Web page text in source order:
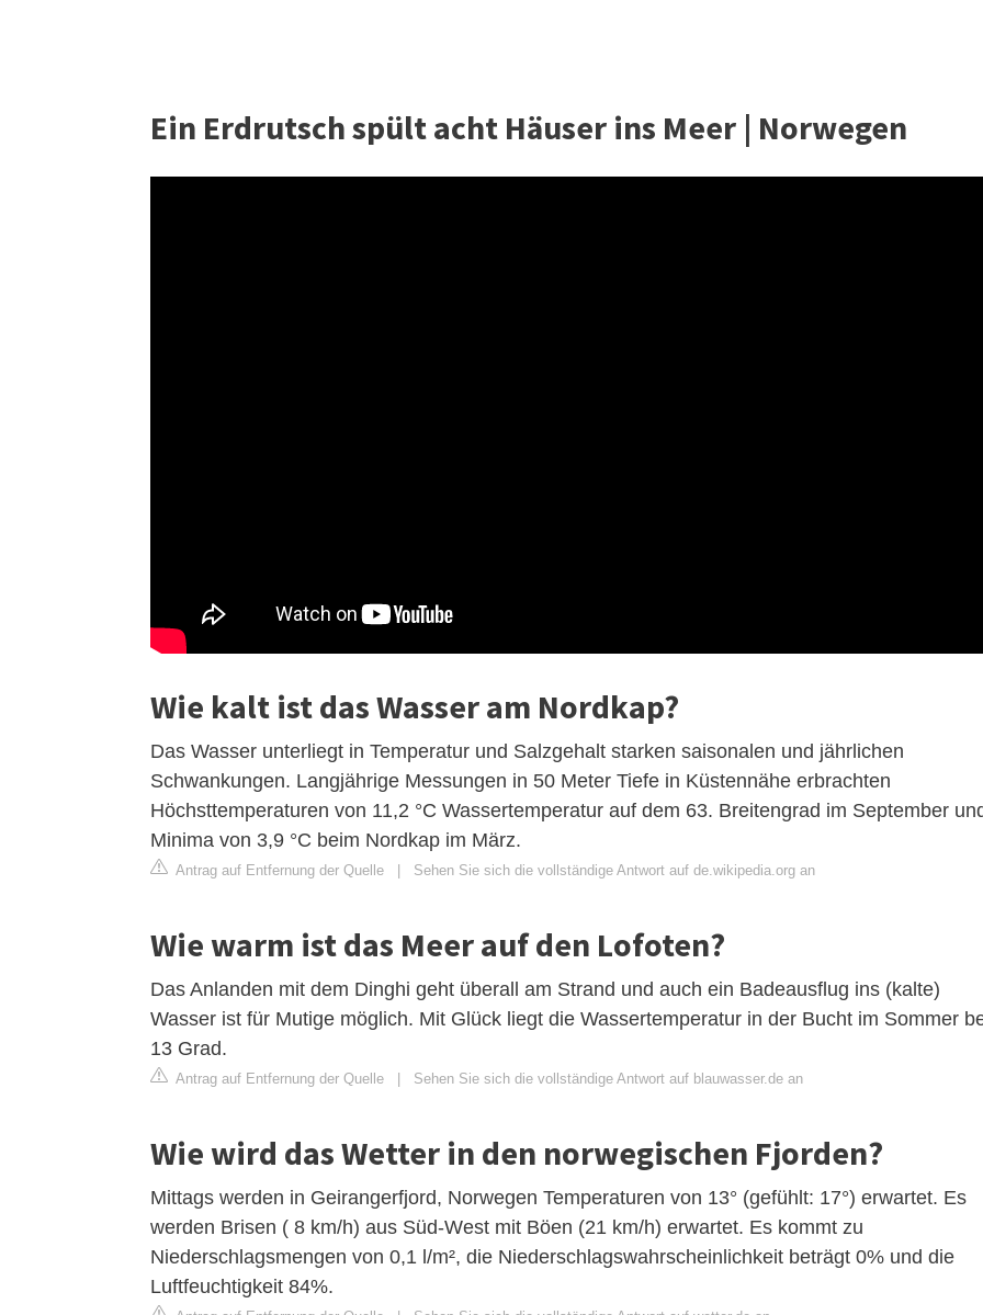
Ein Erdrutsch spült acht Häuser ins Meer | Norwegen
Wie kalt ist das Wasser am Nordkap?
Das Wasser unterliegt in Temperatur und Salzgehalt starken saisonalen und jährlichen
Schwankungen. Langjährige Messungen in 50 Meter Tiefe in Küstennähe erbrachten
Höchsttemperaturen von 11,2 °C Wassertemperatur auf dem 63. Breitengrad im September
Minima von 3,9 °C beim Nordkap im März.
Antrag auf Entfernung der Quelle | Sehen Sie sich die vollständige Antwort auf de.wikipedia.org an
Wie warm ist das Meer auf den Lofoten?
Das Anlanden mit dem Dinghi geht überall am Strand und auch ein Badeausflug ins (kalte)
Wasser ist für Mutige möglich. Mit Glück liegt die Wassertemperatur in der Bucht im Sommer
13 Grad.
Antrag auf Entfernung der Quelle | Sehen Sie sich die vollständige Antwort auf blauwasser.de an
Wie wird das Wetter in den norwegischen Fjorden?
Mittags werden in Geirangerfjord, Norwegen Temperaturen von 13° (gefühlt: 17°) erwartet. Es
werden Brisen ( 8 km/h) aus Süd-West mit Böen (21 km/h) erwartet. Es kommt zu
Niederschlagsmengen von 0,1 l/m², die Niederschlagswahrscheinlichkeit beträgt 0% und die
Luftfeuchtigkeit 84%.